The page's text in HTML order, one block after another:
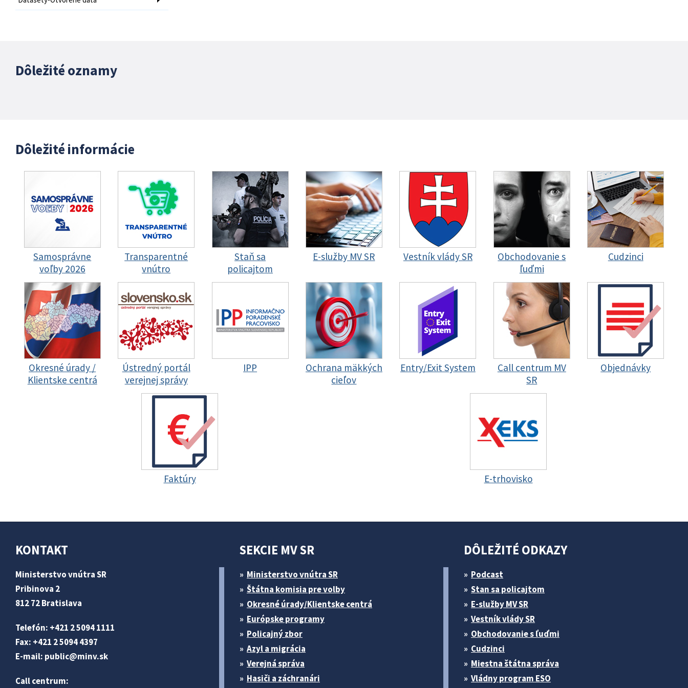
Dôležité oznamy
Dôležité informácie
Samosprávne
voľby 2026
Transparentné
vnútro
Staň sa
policajtom
E-služby MV SR Vestník vlády SR
Obchodovanie s
ľuďmi
Cudzinci
Okresné úrady /
Klientske centrá
Ústredný portál
verejnej správy
IPP
Ochrana mäkkých
cieľov
Entry/Exit System
Call centrum MV
SR
Objednávky
Faktúry E-trhovisko
KONTAKT
Ministerstvo vnútra SR
Pribinova 2
812 72 Bratislava
Telefón: +421 2 5094 1111
Fax: +421 2 5094 4397
E-mail: public@minv.sk
Call centrum:
SEKCIE MV SR
Ministerstvo vnútra SR
Štátna komisia pre volby
Okresné úrady/Klientske centrá
Európske programy
Policajný zbor
Azyl a migrácia
Verejná správa
Hasiči a záchranári
DÔLEŽITÉ ODKAZY
Podcast
Stan sa policajtom
E-služby MV SR
Vestník vlády SR
Obchodovanie s ľuďmi
Cudzinci
Miestna štátna správa
Vládny program ESO